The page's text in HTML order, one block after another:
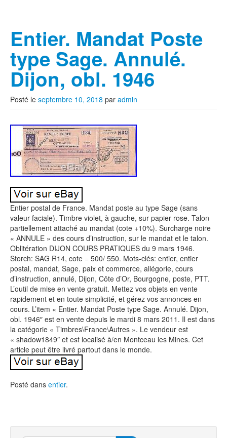
Entier. Mandat Poste
type Sage. Annulé.
Dijon, obl. 1946
Posté le septembre 10, 2018 par admin
Entier postal de France. Mandat poste au type Sage (sans
valeur faciale). Timbre violet, à gauche, sur papier rose. Talon
partiellement attaché au mandat (cote +10%). Surcharge noire
« ANNULE » des cours d’instruction, sur le mandat et le talon.
Oblitération DIJON COURS PRATIQUES du 9 mars 1946.
Storch: SAG R14, cote = 500/ 550. Mots-clés: entier, entier
postal, mandat, Sage, paix et commerce, allégorie, cours
d’instruction, annulé, Dijon, Côte d’Or, Bourgogne, poste, PTT.
L’outil de mise en vente gratuit. Mettez vos objets en vente
rapidement et en toute simplicité, et gérez vos annonces en
cours. L’item « Entier. Mandat Poste type Sage. Annulé. Dijon,
obl. 1946″ est en vente depuis le mardi 8 mars 2011. Il est dans
la catégorie « Timbres\France\Autres ». Le vendeur est
« shadow1849″ et est localisé à/en Montceau les Mines. Cet
article peut être livré partout dans le monde.
Posté dans entier.